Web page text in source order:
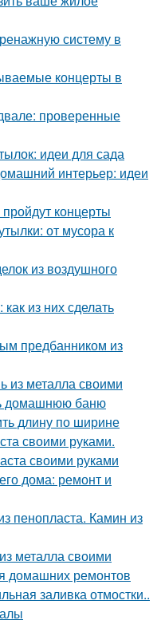
систему в
концерты в
проверенные
идеи для сада
интерьер: идеи
концерты
от мусора к
из воздушного
из них сделать
предбанником из
из металла своими
домашнюю баню
длину по ширине
своими руками.
своими руками
дома: ремонт и
пенопласта. Камин из
металла своими
домашних ремонтов
заливка отмостки..